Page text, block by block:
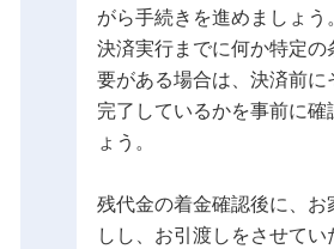
がら手続きを進めましょう。
決済実行までに何か特定
要がある場合は、決済前
完了しているかを事前に確
ょう。
残代金の着金確認後に、
しし、お引渡しをさせてい